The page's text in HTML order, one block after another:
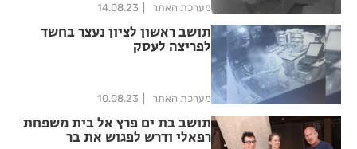
מערכת האתר 14.08.23
תושב ראשון לציון נעצר בחשד
לפריצה לעסק
מערכת האתר 10.08.23
תושב בת ים פרץ אל בית משפחת
רפאלי ודרש לפגוש את בר